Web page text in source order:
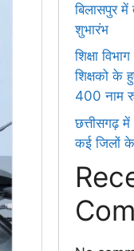
बिलासपुर में
शुभारंभ
शिक्षा
शिक्षको के
400 नाम
छत्तीसगढ़
कई जिलों